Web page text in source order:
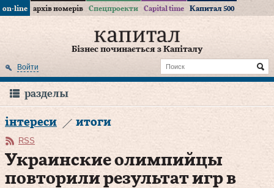
on-line архів номерів Спецпроекти Capital time Капитал 500
Бізнес починається з Капіталу
Войти
разделы
інтереси итоги
RSS
Украинские олимпийцы
повторили результат игр в